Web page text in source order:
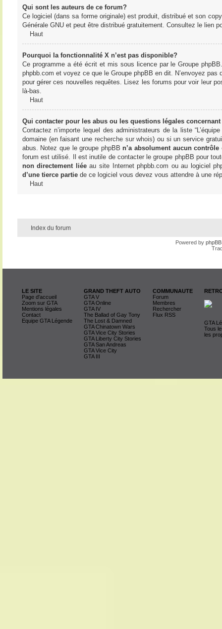
Qui sont les auteurs de ce forum?
Ce logiciel (dans sa forme originale) est produit, distribué et son
Générale GNU et peut être distribué gratuitement. Consultez le lien
Haut
Pourquoi la fonctionnalité X n’est pas disponible?
Ce programme a été écrit et mis sous licence par le Groupe
phpbb.com et voyez ce que le Groupe phpBB en dit. N’envoyez
pour gérer ces nouvelles requêtes. Lisez les forums pour voir leur
là-bas.
Haut
Qui contacter pour les abus ou les questions légales
Contactez n’importe lequel des administrateurs de la liste
domaine (en faisant une recherche sur whois) ou si un service
abus. Notez que le groupe phpBB n’a absolument aucun contrôle
forum est utilisé. Il est inutile de contacter le groupe phpBB pour
non directement liéeau site Internet phpbb.com ou au logiciel
d’une tierce partiede ce logiciel vous devez vous attendre à une
Haut
Index du forum
Powered by phpBB
LE SITE
Page d'accueil
Zoom sur GTA
Mentions légales
Contact
Equipe GTA Légende
GRAND THEFT AUTO
GTA V
GTA Online
GTA IV
The Ballad of Gay Tony
The Lost & Damned
GTA Chinatown Wars
GTA Vice City Stories
GTA Liberty City Stories
GTA San Andreas
GTA Vice City
GTA III
COMMUNAUTE
Forum
Membres
Rechercher
Flux RSS
GTA
Tous
les